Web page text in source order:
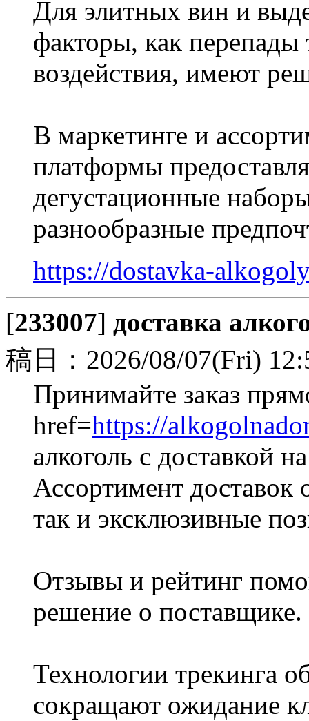
Для элитных вин и
факторы, как перепады
воздействия, имеют
В маркетинге и
платформы
дегустационные
разнообразные
https://dostavka-
[233007] доставка
稿日：2026/08/07(Fri)
Принимайте заказ
href=https://
алкоголь с доставкой
Ассортимент доставок
так и эксклюзивные
Отзывы и рейтинг
решение о поставщике.
Технологии трекинга
сокращают ожидание